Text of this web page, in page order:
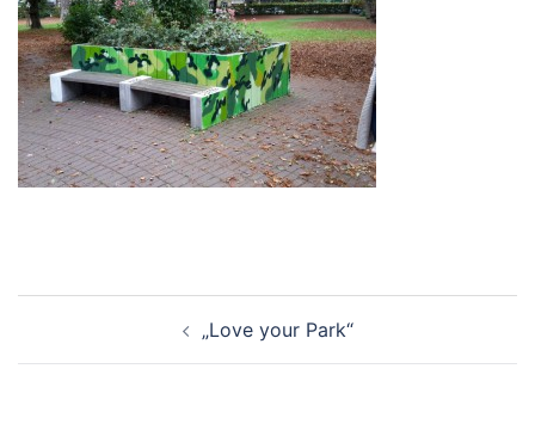
„Love your Park“